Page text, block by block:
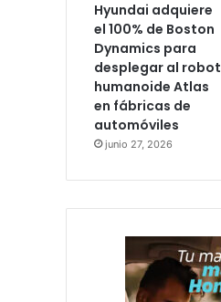
Hyundai adquiere
el 100% de Boston
Dynamics para
desplegar al robot
humanoide Atlas
en fábricas de
automóviles
junio 27, 2026